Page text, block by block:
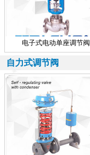
电子式电动单座调节阀
自力式调节阀